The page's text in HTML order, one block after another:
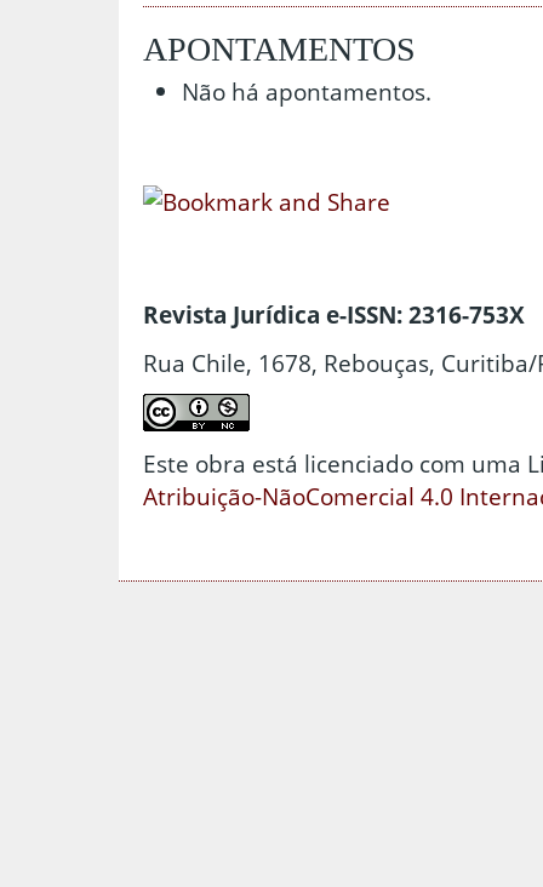
APONTAMENTOS
Não há apontamentos.
Revista Jurídica e-ISSN: 2316-753X
Rua Chile, 1678, Rebouças, Curitiba/
Este obra está licenciado com uma
Atribuição-NãoComercial 4.0